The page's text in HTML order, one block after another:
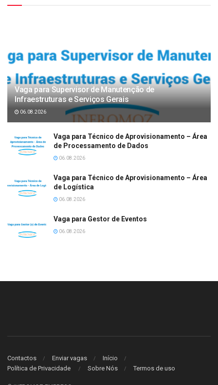
Vaga para Supervisor de Manutenção de
Infraestruturas e Serviços Gerais
06.08.2026
Vaga para Técnico de Aprovisionamento – Área
de Processamento de Dados
06.08.2026
Vaga para Técnico de Aprovisionamento – Área
de Logística
06.08.2026
Vaga para Gestor de Eventos
06.08.2026
Contactos Enviar vagas
Início
Política de Privacidade
Sobre Nós Termos de uso